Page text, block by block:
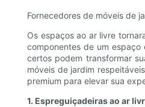
Fornecedores de móveis de
Os espaços ao ar livre
componentes de um
certos podem transformar
móveis de jardim
premium para elevar sua
1. Espreguiçadeiras ao ar